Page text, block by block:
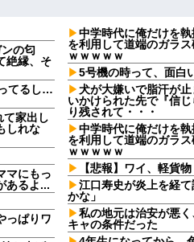
の匂
絶縁、そ
てるし…
て家出し
しれな
マにもっ
あるよ...
っぱりワ
中学時代に俺だけを
を利用して道端のガラ
ｗｗｗｗｗ
5号機の時って、面白
犬が大嫌いで脂汗が
いかけられた先で『信
り残されて・・・
中学時代に俺だけを
を利用して道端のガラ
ｗｗｗｗｗ
【悲報】ワイ、軽貨
江口寿史が炎上を経
かな」
私の地元は治安が悪
キャの条件だった